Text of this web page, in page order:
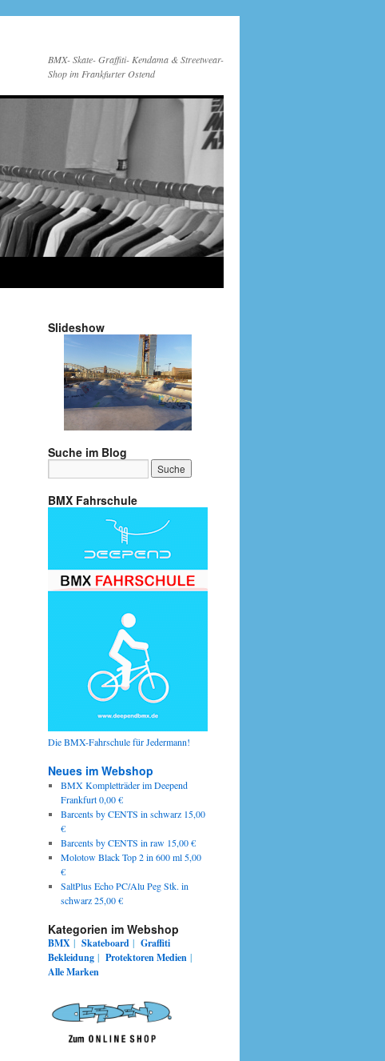
BMX- Skate- Graffiti- Kendama & Streetwear-
Shop im Frankfurter Ostend
Slideshow
Suche im Blog
BMX Fahrschule
Die BMX-Fahrschule für Jedermann!
Neues im Webshop
BMX Kompletträder im Deepend
Frankfurt 0,00 €
Barcents by CENTS in schwarz 15,00
€
Barcents by CENTS in raw 15,00 €
Molotow Black Top 2 in 600 ml 5,00
€
SaltPlus Echo PC/Alu Peg Stk. in
schwarz 25,00 €
Kategorien im Webshop
BMX | Skateboard | Graffiti
Bekleidung | ProtektorenMedien |
Alle Marken